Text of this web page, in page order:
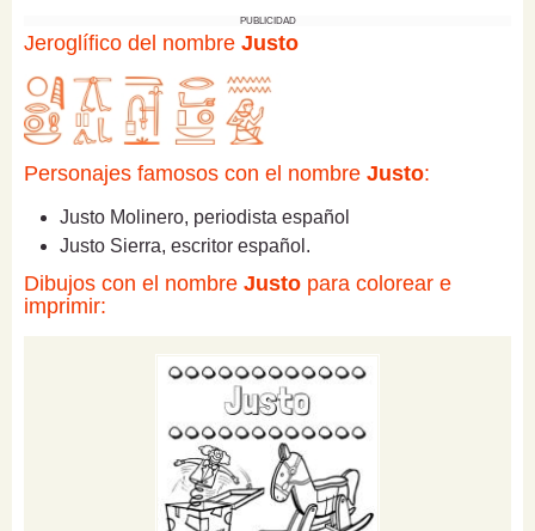
PUBLICIDAD
Jeroglífico del nombre Justo
Personajes famosos con el nombre Justo:
Justo Molinero, periodista español
Justo Sierra, escritor español.
Dibujos con el nombre Justo para colorear e
imprimir: